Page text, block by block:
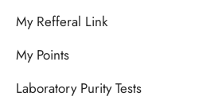
My Refferal Link
My Points
Laboratory Purity Tests